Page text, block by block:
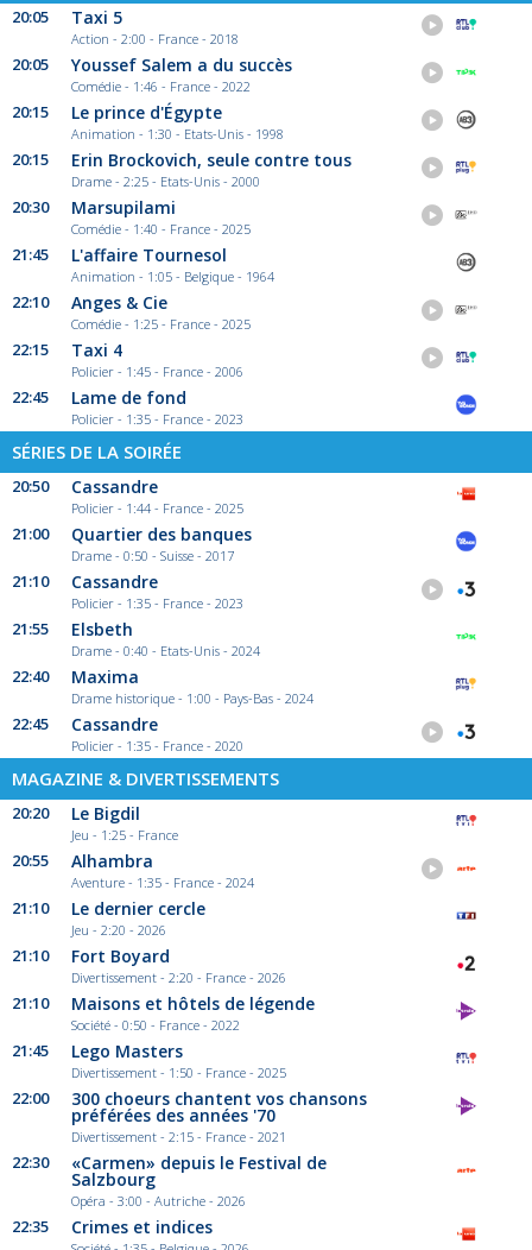
20:05 Taxi 5
Action - 2:00 - France - 2018
20:05 Youssef Salem a du succès
Comédie - 1:46 - France - 2022
20:15 Le prince d'Égypte
Animation - 1:30 - Etats-Unis - 1998
20:15 Erin Brockovich, seule contre tous
Drame - 2:25 - Etats-Unis - 2000
20:30 Marsupilami
Comédie - 1:40 - France - 2025
21:45 L'affaire Tournesol
Animation - 1:05 - Belgique - 1964
22:10 Anges & Cie
Comédie - 1:25 - France - 2025
22:15 Taxi 4
Policier - 1:45 - France - 2006
22:45 Lame de fond
Policier - 1:35 - France - 2023
SÉRIES DE LA SOIRÉE
20:50 Cassandre
Policier - 1:44 - France - 2025
21:00 Quartier des banques
Drame - 0:50 - Suisse - 2017
21:10 Cassandre
Policier - 1:35 - France - 2023
21:55 Elsbeth
Drame - 0:40 - Etats-Unis - 2024
22:40 Maxima
Drame historique - 1:00 - Pays-Bas - 2024
22:45 Cassandre
Policier - 1:35 - France - 2020
MAGAZINE & DIVERTISSEMENTS
20:20 Le Bigdil
Jeu - 1:25 - France
20:55 Alhambra
Aventure - 1:35 - France - 2024
21:10 Le dernier cercle
Jeu - 2:20 - 2026
21:10 Fort Boyard
Divertissement - 2:20 - France - 2026
21:10 Maisons et hôtels de légende
Société - 0:50 - France - 2022
21:45 Lego Masters
Divertissement - 1:50 - France - 2025
22:00 300 choeurs chantent vos chansons
préférées des années '70
Divertissement - 2:15 - France - 2021
22:30 «Carmen» depuis le Festival de
Salzbourg
Opéra - 3:00 - Autriche - 2026
22:35 Crimes et indices